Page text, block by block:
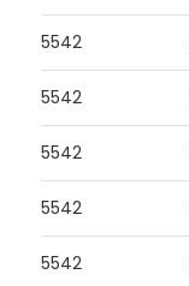
5542
5542
5542
5542
5542